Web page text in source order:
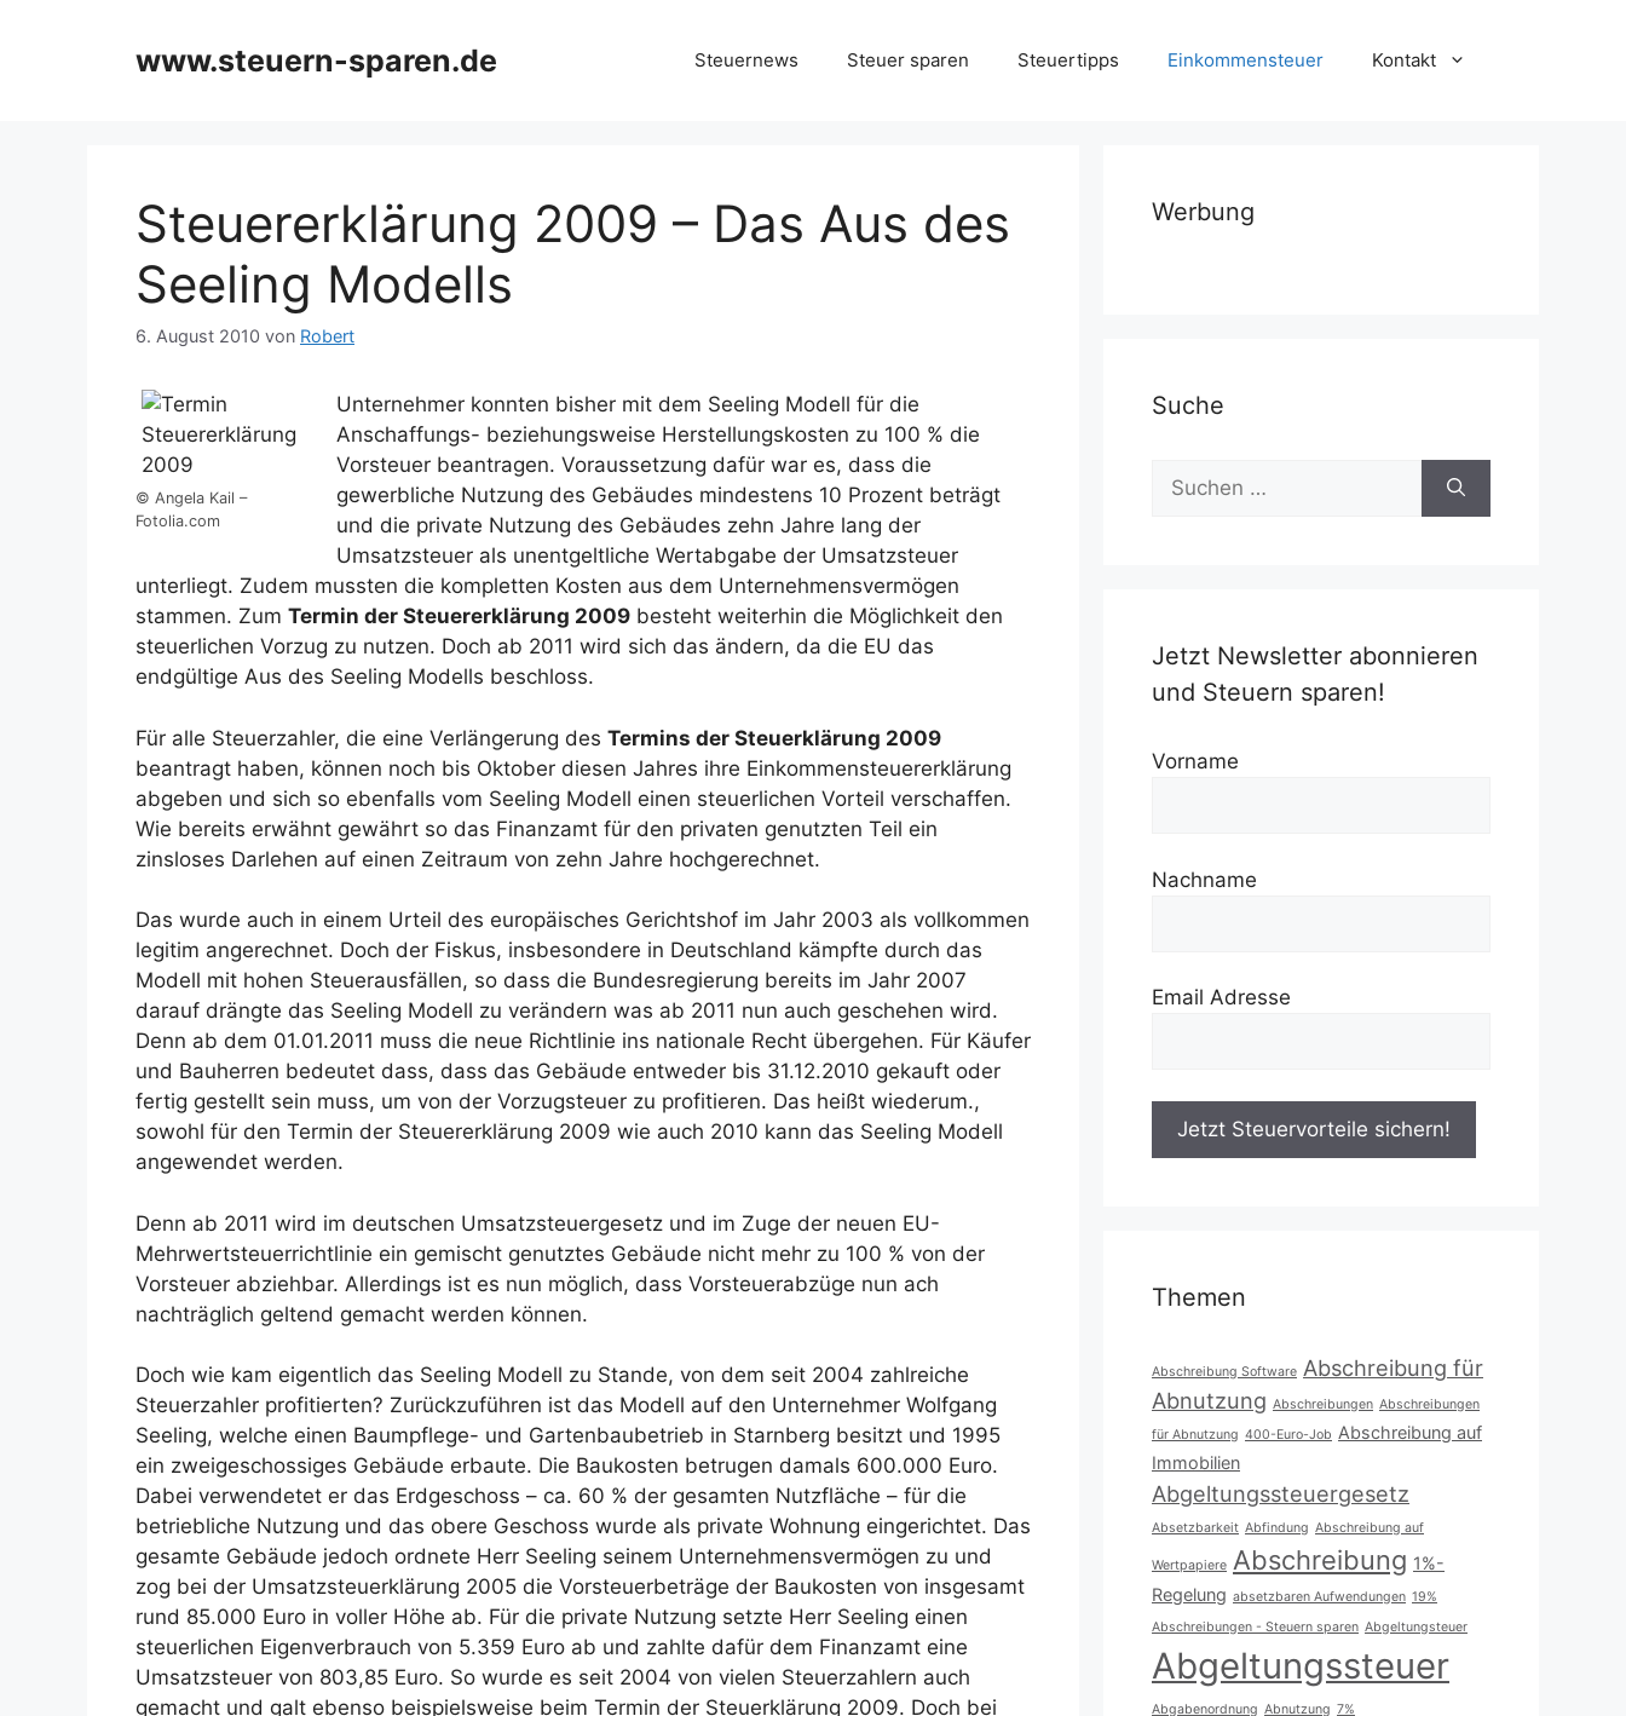
www.steuern-sparen.de Steuernews Steuer sparen Steuertipps Einkommensteuer Kontakt
Steuererklärung 2009 – Das Aus des
Seeling Modells
6. August 2010 von Robert
© Angela Kail –
Fotolia.com
Unternehmer konnten bisher mit dem Seeling Modell für die
Anschaffungs- beziehungsweise Herstellungskosten zu 100 % die
Vorsteuer beantragen. Voraussetzung dafür war es, dass die
gewerbliche Nutzung des Gebäudes mindestens 10 Prozent beträgt
und die private Nutzung des Gebäudes zehn Jahre lang der
Umsatzsteuer als unentgeltliche Wertabgabe der Umsatzsteuer
unterliegt. Zudem mussten die kompletten Kosten aus dem Unternehmensvermögen
stammen. Zum Termin der Steuererklärung 2009 besteht weiterhin die Möglichkeit den
steuerlichen Vorzug zu nutzen. Doch ab 2011 wird sich das ändern, da die EU das
endgültige Aus des Seeling Modells beschloss.
Für alle Steuerzahler, die eine Verlängerung des Termins der Steuerklärung 2009
beantragt haben, können noch bis Oktober diesen Jahres ihre Einkommensteuererklärung
abgeben und sich so ebenfalls vom Seeling Modell einen steuerlichen Vorteil verschaffen.
Wie bereits erwähnt gewährt so das Finanzamt für den privaten genutzten Teil ein
zinsloses Darlehen auf einen Zeitraum von zehn Jahre hochgerechnet.
Das wurde auch in einem Urteil des europäisches Gerichtshof im Jahr 2003 als vollkommen
legitim angerechnet. Doch der Fiskus, insbesondere in Deutschland kämpfte durch das
Modell mit hohen Steuerausfällen, so dass die Bundesregierung bereits im Jahr 2007
darauf drängte das Seeling Modell zu verändern was ab 2011 nun auch geschehen wird.
Denn ab dem 01.01.2011 muss die neue Richtlinie ins nationale Recht übergehen. Für Käufer
und Bauherren bedeutet dass, dass das Gebäude entweder bis 31.12.2010 gekauft oder
fertig gestellt sein muss, um von der Vorzugsteuer zu profitieren. Das heißt wiederum.,
sowohl für den Termin der Steuererklärung 2009 wie auch 2010 kann das Seeling Modell
angewendet werden.
Denn ab 2011 wird im deutschen Umsatzsteuergesetz und im Zuge der neuen EU-
Mehrwertsteuerrichtlinie ein gemischt genutztes Gebäude nicht mehr zu 100 % von der
Vorsteuer abziehbar. Allerdings ist es nun möglich, dass Vorsteuerabzüge nun ach
nachträglich geltend gemacht werden können.
Doch wie kam eigentlich das Seeling Modell zu Stande, von dem seit 2004 zahlreiche
Steuerzahler profitierten? Zurückzuführen ist das Modell auf den Unternehmer Wolfgang
Seeling, welche einen Baumpflege- und Gartenbaubetrieb in Starnberg besitzt und 1995
ein zweigeschossiges Gebäude erbaute. Die Baukosten betrugen damals 600.000 Euro.
Dabei verwendetet er das Erdgeschoss – ca. 60 % der gesamten Nutzfläche – für die
betriebliche Nutzung und das obere Geschoss wurde als private Wohnung eingerichtet. Das
gesamte Gebäude jedoch ordnete Herr Seeling seinem Unternehmensvermögen zu und
zog bei der Umsatzsteuerklärung 2005 die Vorsteuerbeträge der Baukosten von insgesamt
rund 85.000 Euro in voller Höhe ab. Für die private Nutzung setzte Herr Seeling einen
steuerlichen Eigenverbrauch von 5.359 Euro ab und zahlte dafür dem Finanzamt eine
Umsatzsteuer von 803,85 Euro. So wurde es seit 2004 von vielen Steuerzahlern auch
gemacht und galt ebenso beispielsweise beim Termin der Steuerklärung 2009. Doch bei
Werbung
Suche
Suchen
nach:
Jetzt Newsletter abonnieren
und Steuern sparen!
Vorname
Nachname
Email Adresse
Themen
Abschreibung Software Abschreibung für
Abnutzung Abschreibungen Abschreibungen
für Abnutzung 400-Euro-Job Abschreibung auf
Immobilien
Abgeltungssteuergesetz
Absetzbarkeit Abfindung Abschreibung auf
Wertpapiere Abschreibung 1%-
Regelung absetzbaren Aufwendungen 19%
Abschreibungen - Steuern sparen Abgeltungsteuer
Abgeltungssteuer
Abgabenordnung Abnutzung 7%